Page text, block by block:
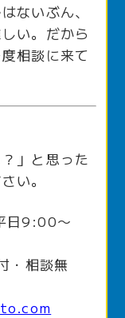
ないぶん、
い。だから
相談に来て
」と思った
い。
日9:00〜
・相談無